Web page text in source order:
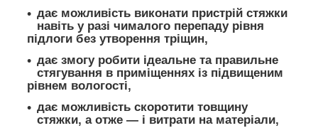
дає можливість виконати пристрій стяжки
навіть у разі чималого перепаду рівня
підлоги без утворення тріщин,
дає змогу робити ідеальне та правильне
стягування в приміщеннях із підвищеним
рівнем вологості,
дає можливість скоротити товщину
стяжки, а отже — і витрати на матеріали,